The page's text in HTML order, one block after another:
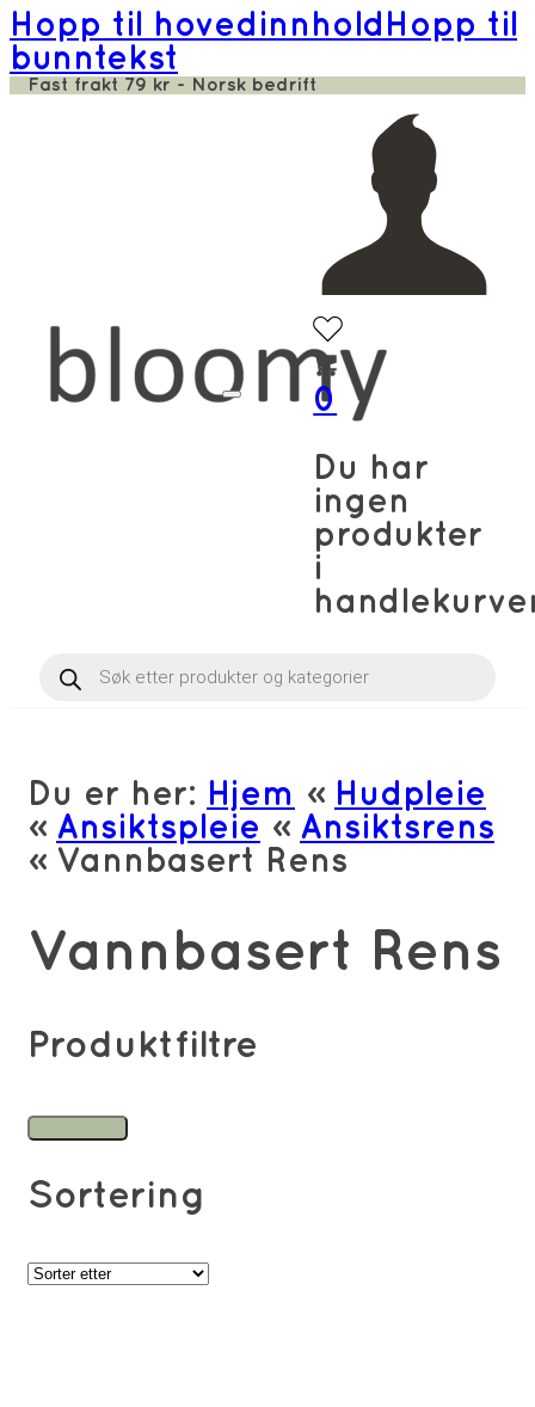
Hopp til hovedinnhold Hopp til
bunntekst
Fast frakt 79 kr - Norsk bedrift
Products
0
Du har
ingen
produkter
i
Du er her: Hjem » Hudpleie
» Ansiktspleie » Ansiktsrens
» Vannbasert Rens
Vannbasert Rens
Produktfiltre
Sortering